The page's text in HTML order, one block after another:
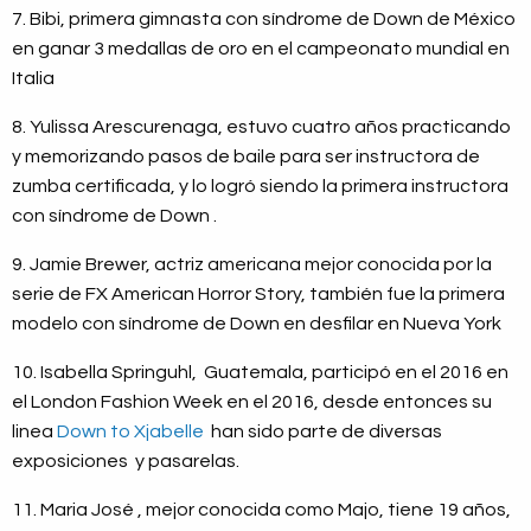
7. Bibi, primera gimnasta con síndrome de Down de México
en ganar 3 medallas de oro en el campeonato mundial en
Italia
8. Yulissa Arescurenaga, estuvo cuatro años practicando
y memorizando pasos de baile para ser instructora de
zumba certificada, y lo logró siendo la primera instructora
con síndrome de Down .
9. Jamie Brewer, actriz americana mejor conocida por la
serie de FX American Horror Story, también fue la primera
modelo con síndrome de Down en desfilar en Nueva York
10. Isabella Springuhl, Guatemala, participó en el 2016 en
el London Fashion Week en el 2016, desde entonces su
linea Down to Xjabelle han sido parte de diversas
exposiciones y pasarelas.
11. Maria José , mejor conocida como Majo, tiene 19 años,